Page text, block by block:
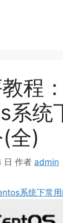
程：
系统
全)
日 作者 admin
系统下常